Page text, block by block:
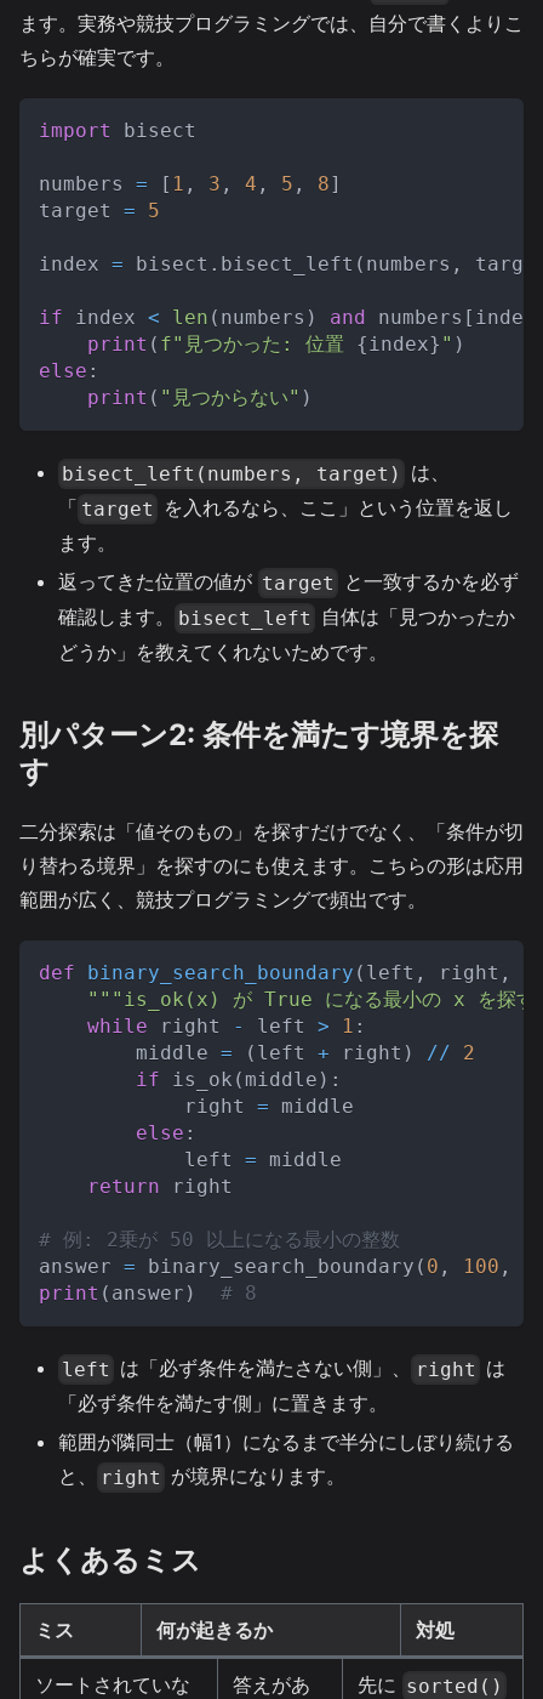
ます。実務や競技プログラミングでは、自分で書くよりこ
ちらが確実です。
import bisect
numbers = [ 1 , 3 , 4 , 5 , 8]
target = 5
index = bisect . bisect_left ( numbers ,
if index < len ( numbers ) and numbers [ index
print ( f"見つかった: 位置 {index} " )
else :
print ( "見つからない" )
bisect_left(numbers, target)
は、
「 target
を入れるなら、ここ」という位置を返し
ます。
返ってきた位置の値が target
と一致するかを必ず
確認します。
bisect_left
自体は「見つかったか
どうか」を教えてくれないためです。
別パターン2: 条件を満たす境界を探
す
二分探索は「値そのもの」を探すだけでなく、「条件が切
り替わる境界」を探すのにも使えます。こちらの形は応用
範囲が広く、競技プログラミングで頻出です。
def binary_search_boundary ( left , right ,
"""is_ok(x) が True になる最小の x を探
while right - left > 1 :
        middle
= ( left + right ) //
2
if is_ok ( middle ) :
            right
= middle
else :
            left
= middle
return right
# 例: 2乗が 50 以上になる最小の整数
answer = binary_search_boundary ( 0 , 100 ,
print ( answer ) # 8
left は「必ず条件を満たさない側」、 right は
「必ず条件を満たす側」に置きます。
範囲が隣同士（幅1）になるまで半分にしぼり続ける
と、
right が境界になります。
よくあるミス
ミス 何が起きるか 対処
ソートされていな
答えがあ
先に sorted()